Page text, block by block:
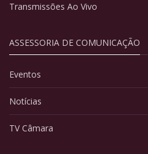
Transmissões Ao Vivo
ASSESSORIA DE COMUNICAÇÃO
Eventos
Notícias
TV Câmara